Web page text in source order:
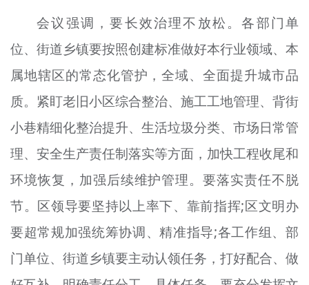
会议强调，要长效治理不放松。各部门单
位、街道乡镇要按照创建标准做好本行业领域、本
属地辖区的常态化管护，全域、全面提升城市品
质。紧盯老旧小区综合整治、施工工地管理、背街
小巷精细化整治提升、生活垃圾分类、市场日常管
理、安全生产责任制落实等方面，加快工程收尾和
环境恢复，加强后续维护管理。要落实责任不脱
节。区领导要坚持以上率下、靠前指挥;区文明办
要超常规加强统筹协调、精准指导;各工作组、部
门单位、街道乡镇要主动认领任务，打好配合、做